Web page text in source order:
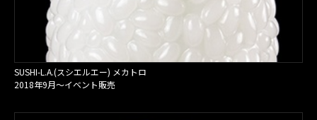
SUSHI-L.A.(スシエルエー) メカトロ
2018年9月〜イベント販売